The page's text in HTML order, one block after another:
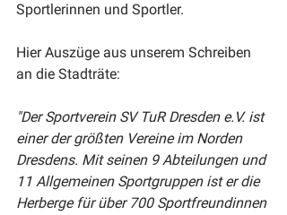
Sportlerinnen und Sportler.
Hier Auszüge aus unserem Schreiben
an die Stadträte:
"Der Sportverein SV TuR Dresden e.V. ist
einer der größten Vereine im Norden
Dresdens. Mit seinen 9 Abteilungen und
11 Allgemeinen Sportgruppen ist er die
Herberge für über 700 Sportfreundinnen